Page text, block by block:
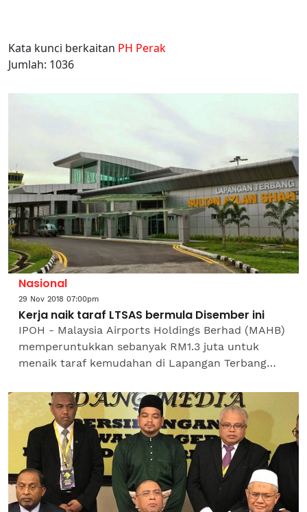
Kata kunci berkaitan PH Perak
Jumlah: 1036
Nasional
29 Nov 2018 07:00pm
Kerja naik taraf LTSAS bermula Disember ini
IPOH - Malaysia Airports Holdings Berhad (MAHB)
memperuntukkan sebanyak RM1.3 juta untuk
menaik taraf kemudahan di Lapangan Terbang
bulan...